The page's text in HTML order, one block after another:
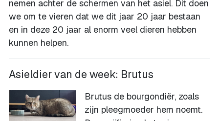
nemen achter de schermen van het asiel. Dit doen
we om te vieren dat we dit jaar 20 jaar bestaan
en in deze 20 jaar al enorm veel dieren hebben
kunnen helpen.
Asieldier van de week: Brutus
Brutus de bourgondiër, zoals
zijn pleegmoeder hem noemt.